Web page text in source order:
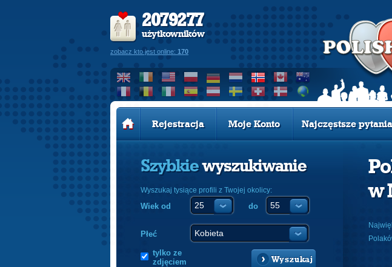
2079277
użytkowników
zobacz kto jest online: 170
Rejestracja Moje Konto Najczęstsze pytania
Szybkiewyszukiwanie
Wyszukaj tysiące profili z Twojej okolicy:
Wiek od do
Płeć
tylko ze
zdjęciem
Wyszukaj
w